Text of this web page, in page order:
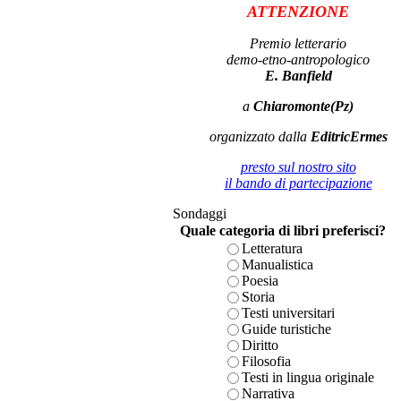
ATTENZIONE
Premio letterario
demo-etno-antropologico
E. Banfield
a Chiaromonte(Pz)
organizzato dalla EditricErmes
presto sul nostro sito
il bando di partecipazione
Sondaggi
Quale categoria di libri preferisci?
Letteratura
Manualistica
Poesia
Storia
Testi universitari
Guide turistiche
Diritto
Filosofia
Testi in lingua originale
Narrativa